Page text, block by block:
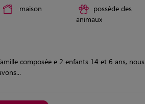
maison
possède des
animaux
composée e 2 enfants 14 et 6 ans, nous